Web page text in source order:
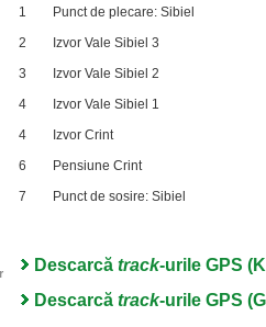
1
Punct de plecare: Sibiel
2
Izvor Vale Sibiel 3
3
Izvor Vale Sibiel 2
4
Izvor Vale Sibiel 1
4
Izvor Crint
6
Pensiune Crint
7
Punct de sosire: Sibiel
Descarcă track-urile GPS
Descarcă track-urile GPS